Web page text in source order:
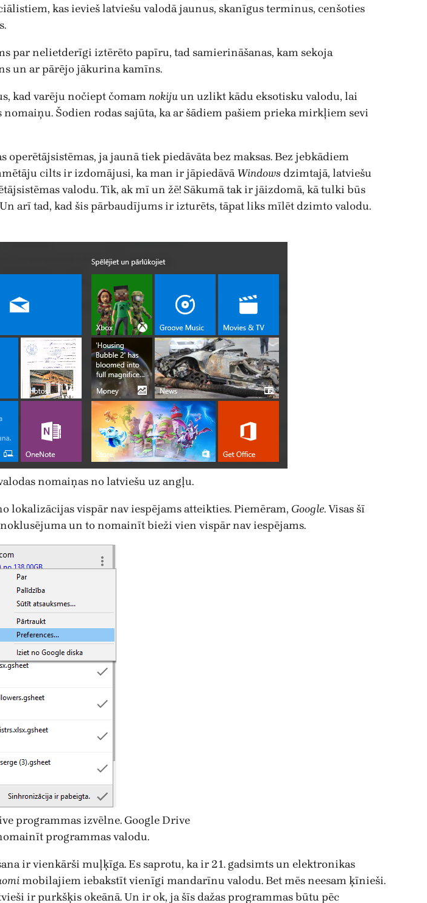
kas ievieš latviešu valodā jaunus, skanīgus terminus, cenšoties
par nelietderīgi iztērēto papīru, tad samierināšanas, kam sekoja
un ar pārējo jākurina kamīns.
kad varēju nočiept čomam nokijuun uzlikt kādu eksotisku valodu, lai
Šodien rodas sajūta, ka ar šādiem pašiem prieka mirkļiem sevi
operētājsistēmas, ja jaunā tiek piedāvāta bez maksas. Bez jebkādiem
cilts ir izdomājusi, ka man ir jāpiedāvāWindows dzimtajā, latviešu
valodu. Tik, ak mī un žē! Sākumā tak ir jāizdomā, kā tulki būs
arī tad, kad šis pārbaudījums ir izturēts, tāpat liks mīlēt dzimto valodu.
nomaiņas no latviešu uz angļu.
lokalizācijas vispār nav iespējams atteikties. Piemēram, Google. Visas šī
un to nomainīt bieži vien vispār nav iespējams.
programmas izvēlne. Google Drive
programmas valodu.
ir vienkārši muļķīga. Es saprotu, ka ir 21. gadsimts un elektronikas
mobilajiem iebakstīt vienīgi mandarīnu valodu. Bet mēs neesam ķīnieši.
ir purkšķis okeānā. Un ir ok, ja šīs dažas programmas būtu pēc